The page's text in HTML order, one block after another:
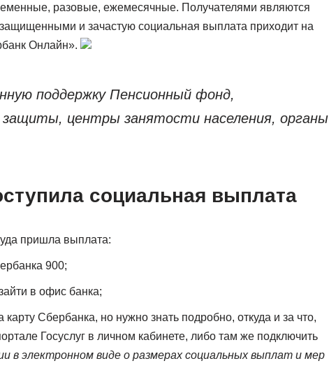
разовые, ежемесячные. Получателями являются
и зачастую социальная выплата приходит на
Онлайн».
поддержку Пенсионный фонд,
центры занятости населения, органы
социальная выплата
пришла выплата:
900;
в офис банка;
Сбербанка, но нужно знать подробно, откуда и за что,
Госуслуг в личном кабинете, либо там же подключить
в электронном виде о размерах социальных выплат и мер